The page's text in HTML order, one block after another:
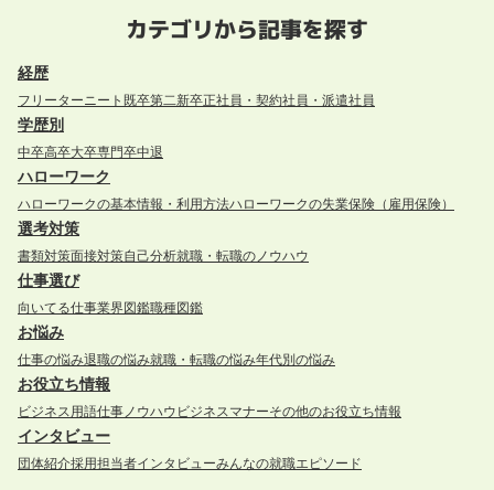
カテゴリから記事を探す
経歴
フリーター ニート 既卒第二新卒正社員・契約社員・派遣社員
学歴別
中卒高卒大卒専門卒中退
ハローワーク
ハローワークの基本情報・利用方法ハローワークの失業保険（雇用保険）
選考対策
書類対策面接対策自己分析就職・転職のノウハウ
仕事選び
向いてる仕事業界図鑑職種図鑑
お悩み
仕事の悩み退職の悩み就職・転職の悩み年代別の悩み
お役立ち情報
ビジネス用語仕事ノウハウ ビジネスマナーその他のお役立ち情報
インタビュー
団体紹介採用担当者インタビューみんなの就職エピソード